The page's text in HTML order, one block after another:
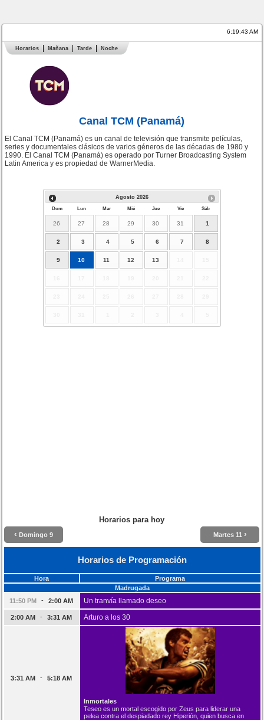
6:19:44 AM
Horarios Mañana Tarde Noche
Canal TCM (Panamá)
El Canal TCM (Panamá) es un canal de televisión que transmite películas,
series y documentales clásicos de varios géneros de las décadas de 1980 y
1990. El Canal TCM (Panamá) es operado por Turner Broadcasting System
Latin America y es propiedad de WarnerMedia.
Agosto 2026
Dom Lun Mar Mié Jue Vie Sáb
26 27 28 29 30 31 1
2 3 4 5 6 7 8
9 10 11 12 13
Horarios para hoy
‹ Domingo 9 Martes 11 ›
Horarios de Programación
Hora
Programa
Madrugada
11:50 PM
- 2:00 AM Un tranvía llamado deseo
2:00 AM - 3:31 AM Arturo a los 30
3:31 AM - 5:18 AM
Inmortales
Teseo es un mortal escogido por Zeus para liderar una
pelea contra el despiadado rey Hiperión, quien busca en